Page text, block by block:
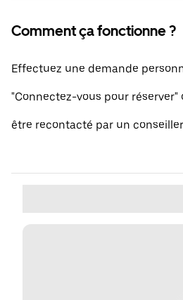
Comment ça fonctionne ?
Effectuez une demande
"Connectez-vous pour réserver"
être recontacté par un conseiller